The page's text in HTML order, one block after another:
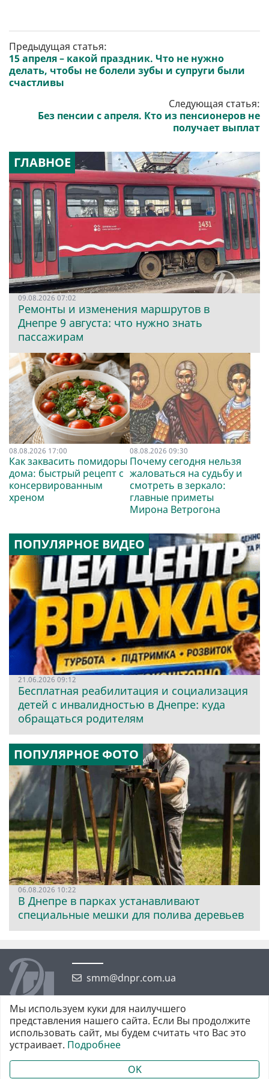
Предыдущая статья:
15 апреля – какой праздник. Что не нужно
делать, чтобы не болели зубы и супруги были
счастливы
Следующая статья:
Без пенсии с апреля. Кто из пенсионеров не
получает выплат
ГЛАВНОЕ
09.08.2026 07:02
Ремонты и изменения маршрутов в
Днепре 9 августа: что нужно знать
пассажирам
08.08.2026 17:00
Как заквасить помидоры
дома: быстрый рецепт с
консервированным
хреном
08.08.2026 09:30
Почему сегодня нельзя
жаловаться на судьбу и
смотреть в зеркало:
главные приметы
Мирона Ветрогона
ПОПУЛЯРНОЕ ВИДЕО
21.06.2026 09:12
Бесплатная реабилитация и социализация
детей с инвалидностью в Днепре: куда
обращаться родителям
ПОПУЛЯРНОЕ ФОТО
06.08.2026 10:22
В Днепре в парках устанавливают
специальные мешки для полива деревьев
smm@dnpr.com.ua
©2026 https://dnpr.com.ua Дніпровська порадниця
Всі права захищені. При повному або частковому використанні
матеріалів обов'язкове активне гіперпосилання у першому абзаці.
Мы используем куки для наилучшего
представления нашего сайта. Если Вы продолжите
использовать сайт, мы будем считать что Вас это
устраивает. Подробнее
OK